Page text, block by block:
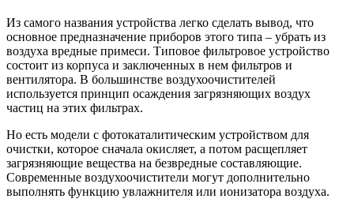
Из самого названия устройства легко сделать вывод, что
основное предназначение приборов этого типа – убрать из
воздуха вредные примеси. Типовое фильтровое устройство
состоит из корпуса и заключенных в нем фильтров и
вентилятора. В большинстве воздухоочистителей
используется принцип осаждения загрязняющих воздух
частиц на этих фильтрах.
Но есть модели с фотокаталитическим устройством для
очистки, которое сначала окисляет, а потом расщепляет
загрязняющие вещества на безвредные составляющие.
Современные воздухоочистители могут дополнительно
выполнять функцию увлажнителя или ионизатора воздуха.